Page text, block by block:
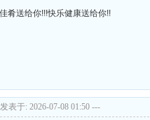
肴送给你!!!快乐健康送给你!!
发表于: 2026-07-08 01:50 ---